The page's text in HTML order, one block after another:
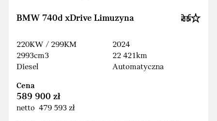
BMW 740d xDrive Limuzyna
220KW / 299KM
2993cm3
Diesel
2024
22 421km
Automatyczna
Cena
589 900 zł
netto 479 593 zł